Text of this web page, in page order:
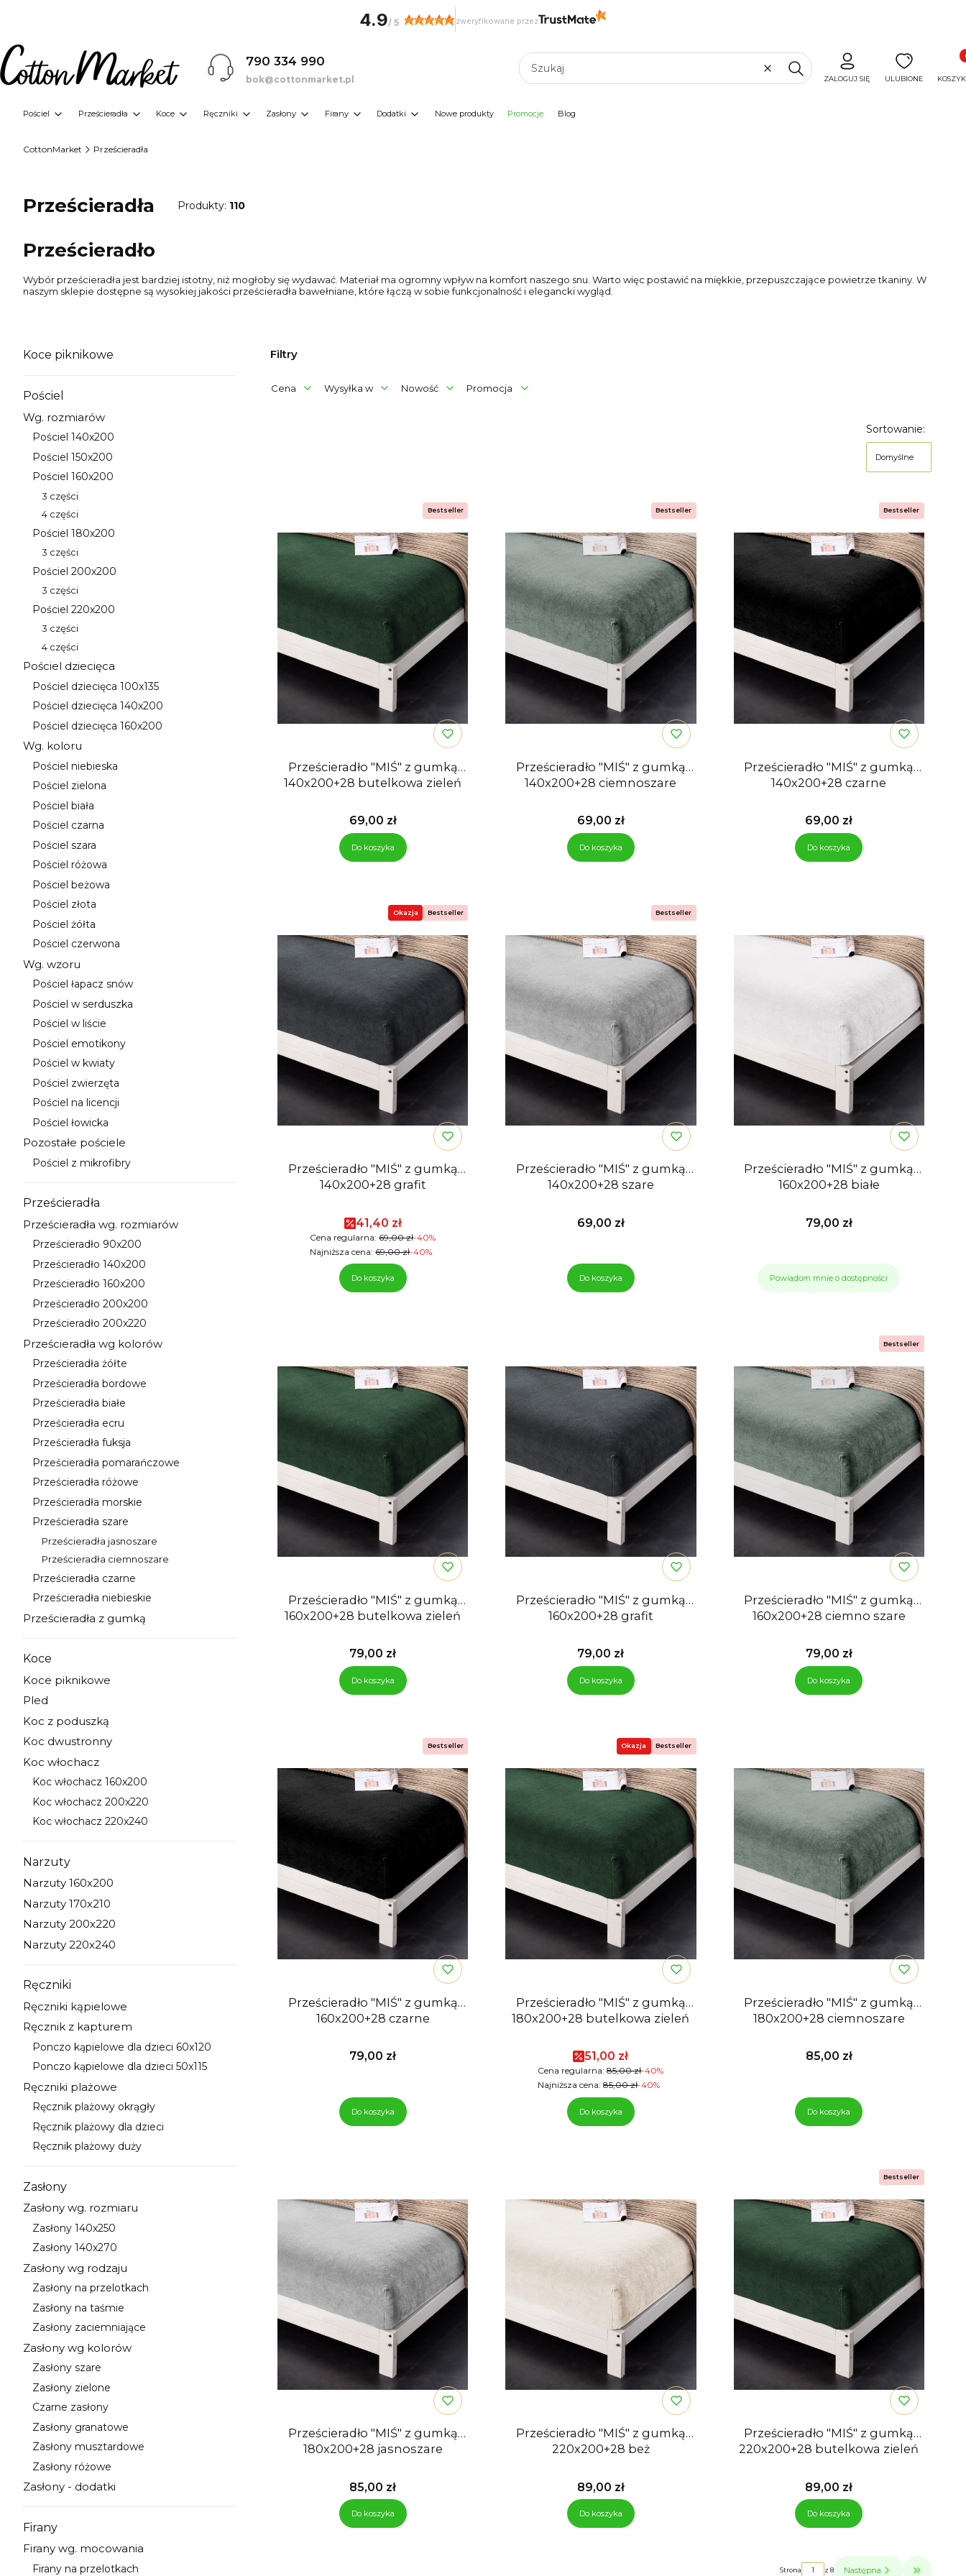
790 334 990
bok@cottonmarket.pl WyczyśćSzukaj ZALOGUJ SIĘ ULUBIONE KOSZYK
Pościel Prześcieradła Koce Ręczniki Zasłony Firany Dodatki Nowe produkty Promocje Blog
CottonMarket Prześcieradła
Prześcieradła Produkty: 110
Prześcieradło
Wybór prześcieradła jest bardziej istotny, niż mogłoby się wydawać. Materiał ma ogromny wpływ na komfort naszego snu. Warto więc postawić na miękkie, przepuszczające powietrze tkaniny. W
naszym sklepie dostępne są wysokiej jakości prześcieradła bawełniane, które łączą w sobie funkcjonalność i elegancki wygląd.
Kategoria - Koce piknikowe
Koce piknikowe
Kategoria - Pościel
Pościel
Kategoria - Wg. rozmiarów
Wg. rozmiarów
Kategoria - Pościel 140x200
Pościel 140x200
Kategoria - Pościel 150x200
Pościel 150x200
Kategoria - Pościel 160x200
Pościel 160x200
Kategoria - 3 części
3 części
Kategoria - 4 części
4 części
Kategoria - Pościel 180x200
Pościel 180x200
Kategoria - 3 części
3 części
Kategoria - Pościel 200x200
Pościel 200x200
Kategoria - 3 części
3 części
Kategoria - Pościel 220x200
Pościel 220x200
Kategoria - 3 części
3 części
Kategoria - 4 części
4 części
Kategoria - Pościel dziecięca
Pościel dziecięca
Kategoria - Pościel dziecięca 100x135
Pościel dziecięca 100x135
Kategoria - Pościel dziecięca 140x200
Pościel dziecięca 140x200
Kategoria - Pościel dziecięca 160x200
Pościel dziecięca 160x200
Kategoria - Wg. koloru
Wg. koloru
Kategoria - Pościel niebieska
Pościel niebieska
Kategoria - Pościel zielona
Pościel zielona
Kategoria - Pościel biała
Pościel biała
Kategoria - Pościel czarna
Pościel czarna
Kategoria - Pościel szara
Pościel szara
Kategoria - Pościel różowa
Pościel różowa
Kategoria - Pościel beżowa
Pościel beżowa
Kategoria - Pościel złota
Pościel złota
Kategoria - Pościel żółta
Pościel żółta
Kategoria - Pościel czerwona
Pościel czerwona
Kategoria - Wg. wzoru
Wg. wzoru
Kategoria - Pościel łapacz snów
Pościel łapacz snów
Kategoria - Pościel w serduszka
Pościel w serduszka
Kategoria - Pościel w liście
Pościel w liście
Kategoria - Pościel emotikony
Pościel emotikony
Kategoria - Pościel w kwiaty
Pościel w kwiaty
Kategoria - Pościel zwierzęta
Pościel zwierzęta
Kategoria - Pościel na licencji
Pościel na licencji
Kategoria - Pościel łowicka
Pościel łowicka
Kategoria - Pozostałe pościele
Pozostałe pościele
Kategoria - Pościel z mikrofibry
Pościel z mikrofibry
Kategoria - Prześcieradła
Prześcieradła
Kategoria - Prześcieradła wg. rozmiarów
Prześcieradła wg. rozmiarów
Kategoria - Prześcieradło 90x200
Prześcieradło 90x200
Kategoria - Prześcieradło 140x200
Prześcieradło 140x200
Kategoria - Prześcieradło 160x200
Prześcieradło 160x200
Kategoria - Prześcieradło 200x200
Prześcieradło 200x200
Kategoria - Prześcieradło 200x220
Prześcieradło 200x220
Kategoria - Prześcieradła wg kolorów
Prześcieradła wg kolorów
Kategoria - Prześcieradła żółte
Prześcieradła żółte
Kategoria - Prześcieradła bordowe
Prześcieradła bordowe
Kategoria - Prześcieradła białe
Prześcieradła białe
Kategoria - Prześcieradła ecru
Prześcieradła ecru
Kategoria - Prześcieradła fuksja
Prześcieradła fuksja
Kategoria - Prześcieradła pomarańczowe
Prześcieradła pomarańczowe
Kategoria - Prześcieradła różowe
Prześcieradła różowe
Kategoria - Prześcieradła morskie
Prześcieradła morskie
Kategoria - Prześcieradła szare
Prześcieradła szare
Kategoria - Prześcieradła jasnoszare
Prześcieradła jasnoszare
Kategoria - Prześcieradła ciemnoszare
Prześcieradła ciemnoszare
Kategoria - Prześcieradła czarne
Prześcieradła czarne
Kategoria - Prześcieradła niebieskie
Prześcieradła niebieskie
Kategoria - Prześcieradła z gumką
Prześcieradła z gumką
Kategoria - Koce
Koce
Kategoria - Koce piknikowe
Koce piknikowe
Kategoria - Pled
Pled
Kategoria - Koc z poduszką
Koc z poduszką
Kategoria - Koc dwustronny
Koc dwustronny
Kategoria - Koc włochacz
Koc włochacz
Kategoria - Koc włochacz 160x200
Koc włochacz 160x200
Kategoria - Koc włochacz 200x220
Koc włochacz 200x220
Kategoria - Koc włochacz 220x240
Koc włochacz 220x240
Kategoria - Narzuty
Narzuty
Kategoria - Narzuty 160x200
Narzuty 160x200
Kategoria - Narzuty 170x210
Narzuty 170x210
Kategoria - Narzuty 200x220
Narzuty 200x220
Kategoria - Narzuty 220x240
Narzuty 220x240
Kategoria - Ręczniki
Ręczniki
Kategoria - Ręczniki kąpielowe
Ręczniki kąpielowe
Kategoria - Ręcznik z kapturem
Ręcznik z kapturem
Kategoria - Ponczo kąpielowe dla dzieci 60x120
Ponczo kąpielowe dla dzieci 60x120
Kategoria - Ponczo kąpielowe dla dzieci 50x115
Ponczo kąpielowe dla dzieci 50x115
Kategoria - Ręczniki plażowe
Ręczniki plażowe
Kategoria - Ręcznik plażowy okrągły
Ręcznik plażowy okrągły
Kategoria - Ręcznik plażowy dla dzieci
Ręcznik plażowy dla dzieci
Kategoria - Ręcznik plażowy duży
Ręcznik plażowy duży
Kategoria - Zasłony
Zasłony
Kategoria - Zasłony wg. rozmiaru
Zasłony wg. rozmiaru
Kategoria - Zasłony 140x250
Zasłony 140x250
Kategoria - Zasłony 140x270
Zasłony 140x270
Kategoria - Zasłony wg rodzaju
Zasłony wg rodzaju
Kategoria - Zasłony na przelotkach
Zasłony na przelotkach
Kategoria - Zasłony na taśmie
Zasłony na taśmie
Kategoria - Zasłony zaciemniające
Zasłony zaciemniające
Kategoria - Zasłony wg kolorów
Zasłony wg kolorów
Kategoria - Zasłony szare
Zasłony szare
Kategoria - Zasłony zielone
Zasłony zielone
Kategoria - Czarne zasłony
Czarne zasłony
Kategoria - Zasłony granatowe
Zasłony granatowe
Kategoria - Zasłony musztardowe
Zasłony musztardowe
Kategoria - Zasłony różowe
Zasłony różowe
Kategoria - Zasłony - dodatki
Zasłony - dodatki
Kategoria - Firany
Firany
Kategoria - Firany wg. mocowania
Firany wg. mocowania
Firany na przelotkach
Filtry
Cena Wysyłka w Nowość Promocja
Sortowanie:
Domyślne
Bestseller
Prześcieradło "MIŚ" z gumką
140x200+28 butelkowa zieleń
Cena
69,00 zł
Do koszyka
Bestseller
Prześcieradło "MIŚ" z gumką
140x200+28 ciemnoszare
Cena
69,00 zł
Do koszyka
Bestseller
Prześcieradło "MIŚ" z gumką
140x200+28 czarne
Cena
69,00 zł
Do koszyka
Okazja Bestseller
Prześcieradło "MIŚ" z gumką
140x200+28 grafit
Cena promocyjna
41,40 zł
Cena regularna: 69,00 zł-40%
Najniższa cena: 69,00 zł-40%
Do koszyka
Bestseller
Prześcieradło "MIŚ" z gumką
140x200+28 szare
Cena
69,00 zł
Do koszyka
Prześcieradło "MIŚ" z gumką
160x200+28 białe
Cena
79,00 zł
Powiadom mnie o dostępności
Prześcieradło "MIŚ" z gumką
160x200+28 butelkowa zieleń
Cena
79,00 zł
Do koszyka
Prześcieradło "MIŚ" z gumką
160x200+28 grafit
Cena
79,00 zł
Do koszyka
Bestseller
Prześcieradło "MIŚ" z gumką
160x200+28 ciemno szare
Cena
79,00 zł
Do koszyka
Bestseller
Prześcieradło "MIŚ" z gumką
160x200+28 czarne
Cena
79,00 zł
Do koszyka
Okazja Bestseller
Prześcieradło "MIŚ" z gumką
180x200+28 butelkowa zieleń
Cena promocyjna
51,00 zł
Cena regularna: 85,00 zł-40%
Najniższa cena: 85,00 zł-40%
Do koszyka
Prześcieradło "MIŚ" z gumką
180x200+28 ciemnoszare
Cena
85,00 zł
Do koszyka
Prześcieradło "MIŚ" z gumką
180x200+28 jasnoszare
Cena
85,00 zł
Do koszyka
Prześcieradło "MIŚ" z gumką
220x200+28 beż
Cena
89,00 zł
Do koszyka
Bestseller
Prześcieradło "MIŚ" z gumką
220x200+28 butelkowa zieleń
Cena
89,00 zł
Do koszyka
Strona z 8 Następna
4.9/ 5 zweryfikowane przez